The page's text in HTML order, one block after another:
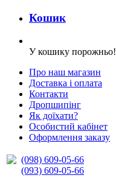
Кошик
У кошику порожньо!
Про наш магазин
Доставка і оплата
Контакти
Дропшипінг
Як доїхати?
Особистий кабінет
Оформлення заказу
(098) 609-05-66
(093) 609-05-66